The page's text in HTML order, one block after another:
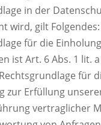
in der
wird, gilt
für die
ist Art. 6 Abs. 1 lit.
für
zur Erfüllung
vertraglicher